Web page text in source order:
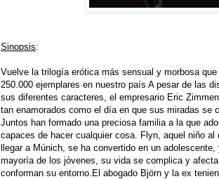
Sinopsis:
Vuelve la trilogía erótica más sensual y morbosa
250.000 ejemplares en nuestro país A pesar de las
sus diferentes caracteres, el empresario Eric
tan enamorados como el día en que sus miradas se
Juntos han formado una preciosa familia a la que
capaces de hacer cualquier cosa. Flyn, aquel niño al
llegar a Múnich, se ha convertido en un
mayoría de los jóvenes, su vida se complica y
conforman su entorno.El abogado Björn y la ex